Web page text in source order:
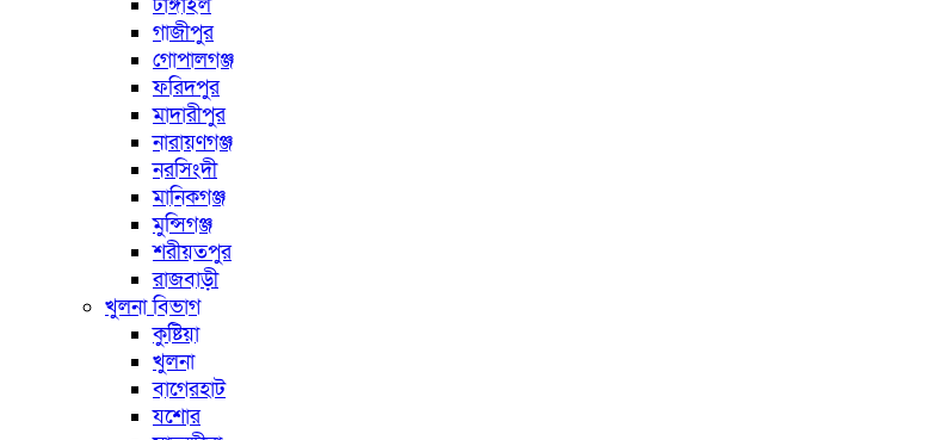
গাজীপুর
গোপালগঞ্জ
ফরিদপুর
মাদারীপুর
নারায়ণগঞ্জ
নরসিংদী
মানিকগঞ্জ
মুন্সিগঞ্জ
শরীয়তপুর
রাজবাড়ী
খুলনা বিভাগ
কুষ্টিয়া
খুলনা
বাগেরহাট
যশোর